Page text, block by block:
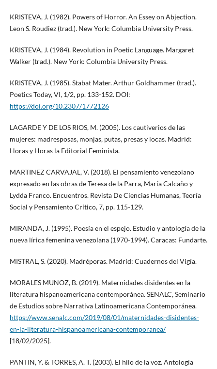
KRISTEVA, J. (1982). Powers of Horror. An Essey on Abjection.
Leon S. Roudiez (trad.). New York: Columbia University Press.
KRISTEVA, J. (1984). Revolution in Poetic Language. Margaret
Walker (trad.). New York: Columbia University Press.
KRISTEVA, J. (1985). Stabat Mater. Arthur Goldhammer (trad.).
Poetics Today, VI, 1/2, pp. 133-152. DOI:
https://doi.org/10.2307/1772126
LAGARDE Y DE LOS RIOS, M. (2005). Los cautiverios de las
mujeres: madresposas, monjas, putas, presas y locas. Madrid:
Horas y Horas la Editorial Feminista.
MARTINEZ CARVAJAL, V. (2018). El pensamiento venezolano
expresado en las obras de Teresa de la Parra, María Calcaño y
Lydda Franco. Encuentros. Revista De Ciencias Humanas, Teoría
Social y Pensamiento Crítico, 7, pp. 115-129.
MIRANDA, J. (1995). Poesía en el espejo. Estudio y antología de la
nueva lírica femenina venezolana (1970-1994). Caracas: Fundarte.
MISTRAL, S. (2020). Madréporas. Madrid: Cuadernos del Vigía.
MORALES MUÑOZ, B. (2019). Maternidades disidentes en la
literatura hispanoamericana contemporánea. SENALC, Seminario
de Estudios sobre Narrativa Latinoamericana Contemporánea.
https://www.senalc.com/2019/08/01/maternidades-disidentes-
en-la-literatura-hispanoamericana-contemporanea/
[18/02/2025].
PANTIN, Y. & TORRES, A. T. (2003). El hilo de la voz. Antología